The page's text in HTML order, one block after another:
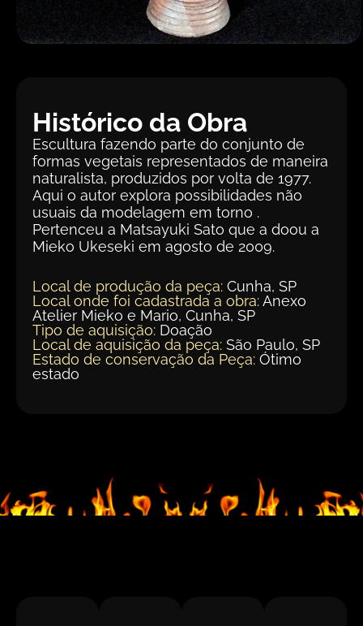
Histórico da Obra
Escultura fazendo parte do conjunto de
formas vegetais representados de maneira
naturalista, produzidos por volta de 1977.
Aqui o autor explora possibilidades não
usuais da modelagem em torno .
Pertenceu a Matsayuki Sato que a doou a
Mieko Ukeseki em agosto de 2009.
Local de produção da peça: Cunha, SP
Local onde foi cadastrada a obra:Anexo
Atelier Mieko e Mario, Cunha, SP
Tipo de aquisição: Doação
Local de aquisição da peça: São Paulo, SP
Estado de conservação da Peça: Ótimo
estado